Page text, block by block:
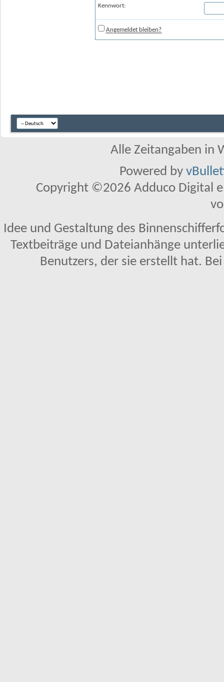
Kennwort:
Angemeldet bleiben?
Alle Zeitangaben in
Powered by
Copyright ©2026 Adduco Digital
Idee und Gestaltung des
Textbeiträge und Dateianhänge
Benutzers, der sie erstellt hat.